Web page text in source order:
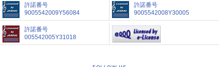
許諾番号
9005542009Y56084
許諾番号
9005542008Y30005
許諾番号
005542005Y31018